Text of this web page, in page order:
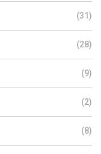
(31)
(28)
(9)
(2)
(8)